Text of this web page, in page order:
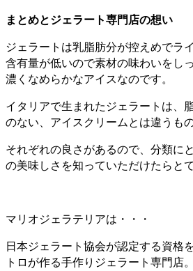
まとめとジェラート専門店の想い
ジェラートは乳脂肪分が控えめでラ
含有量が低いので素材の味わいをし
濃くなめらかなアイスなのです。
イタリアで生まれたジェラートは、
のない、アイスクリームとは違うもの
それぞれの良さがあるので、分類に
の美味しさを知っていただけたらと
マリオジェラテリアは・・・
日本ジェラート協会が認定する資格
トロが作る手作りジェラート専門店。